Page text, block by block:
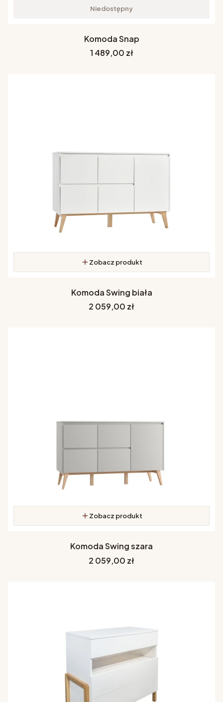
Niedostępny
Komoda Snap
Cena
1 489,00 zł
Zobacz produkt
Komoda Swing biała
Cena
2 059,00 zł
Zobacz produkt
Komoda Swing szara
Cena
2 059,00 zł